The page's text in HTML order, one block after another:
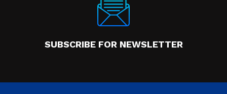
SUBSCRIBE FOR NEWSLETTER